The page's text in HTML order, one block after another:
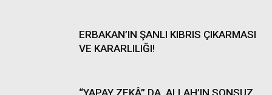
ERBAKAN’IN ŞANLI KIBRIS ÇIKARMASI
VE KARARLILIĞI!
“YAPAY ZEKÂ” DA, ALLAH’IN SONSUZ